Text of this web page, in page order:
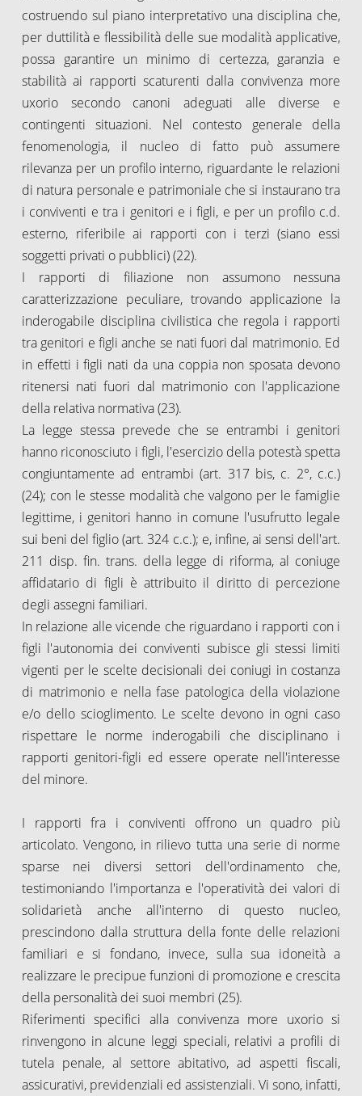
costruendo sul piano interpretativo una disciplina che,
per duttilità e flessibilità delle sue modalità applicative,
possa garantire un minimo di certezza, garanzia e
stabilità ai rapporti scaturenti dalla convivenza more
uxorio secondo canoni adeguati alle diverse e
contingenti situazioni. Nel contesto generale della
fenomenologia, il nucleo di fatto può assumere
rilevanza per un profilo interno, riguardante le relazioni
di natura personale e patrimoniale che si instaurano tra
i conviventi e tra i genitori e i figli, e per un profilo c.d.
esterno, riferibile ai rapporti con i terzi (siano essi
soggetti privati o pubblici) (22).
I rapporti di filiazione non assumono nessuna
caratterizzazione peculiare, trovando applicazione la
inderogabile disciplina civilistica che regola i rapporti
tra genitori e figli anche se nati fuori dal matrimonio. Ed
in effetti i figli nati da una coppia non sposata devono
ritenersi nati fuori dal matrimonio con l'applicazione
della relativa normativa (23).
La legge stessa prevede che se entrambi i genitori
hanno riconosciuto i figli, l'esercizio della potestà spetta
congiuntamente ad entrambi (art. 317 bis, c. 2°, c.c.)
(24); con le stesse modalità che valgono per le famiglie
legittime, i genitori hanno in comune l'usufrutto legale
sui beni del figlio (art. 324 c.c.); e, infine, ai sensi dell'art.
211 disp. fin. trans. della legge di riforma, al coniuge
affidatario di figli è attribuito il diritto di percezione
degli assegni familiari.
In relazione alle vicende che riguardano i rapporti con i
figli l'autonomia dei conviventi subisce gli stessi limiti
vigenti per le scelte decisionali dei coniugi in costanza
di matrimonio e nella fase patologica della violazione
e/o dello scioglimento. Le scelte devono in ogni caso
rispettare le norme inderogabili che disciplinano i
rapporti genitori-figli ed essere operate nell'interesse
del minore.
I rapporti fra i conviventi offrono un quadro più
articolato. Vengono, in rilievo tutta una serie di norme
sparse nei diversi settori dell'ordinamento che,
testimoniando l'importanza e l'operatività dei valori di
solidarietà anche all'interno di questo nucleo,
prescindono dalla struttura della fonte delle relazioni
familiari e si fondano, invece, sulla sua idoneità a
realizzare le precipue funzioni di promozione e crescita
della personalità dei suoi membri (25).
Riferimenti specifici alla convivenza more uxorio si
rinvengono in alcune leggi speciali, relativi a profili di
tutela penale, al settore abitativo, ad aspetti fiscali,
assicurativi, previdenziali ed assistenziali. Vi sono, infatti,